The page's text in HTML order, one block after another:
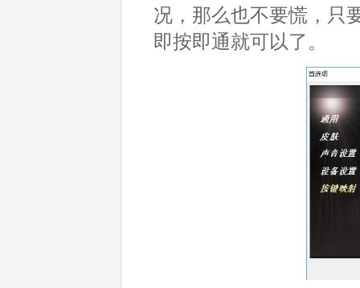
况，那么也不要慌，只
即按即通就可以了。